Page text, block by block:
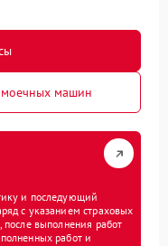
машин
и последующий
с указанием страховых
после выполнения работ
работ и